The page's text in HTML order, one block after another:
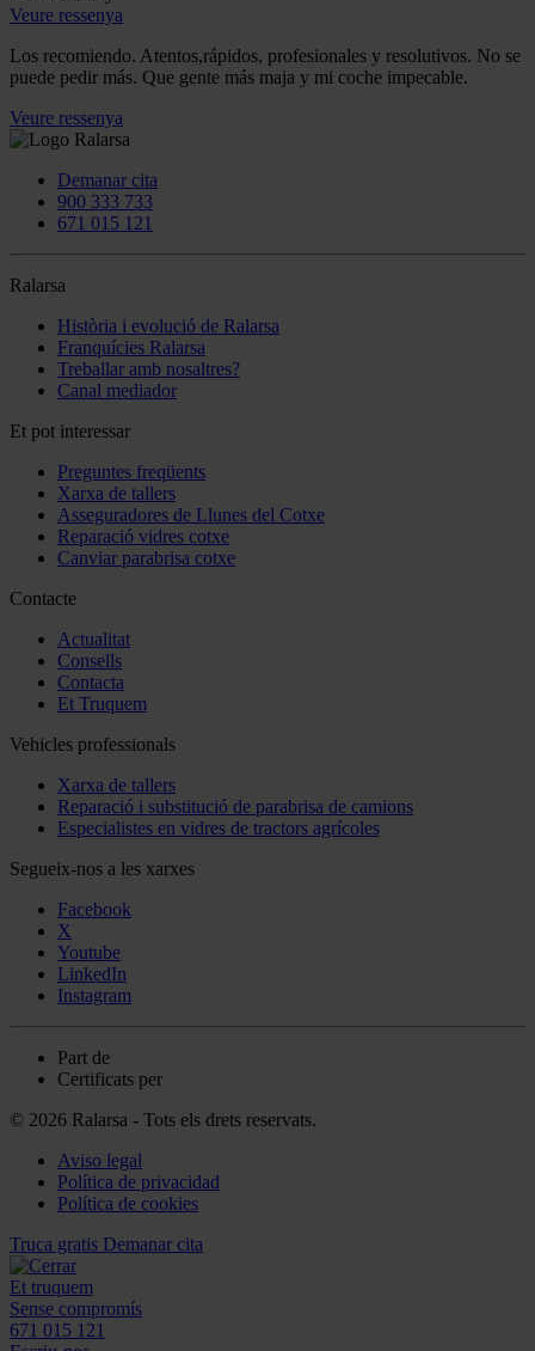
Veure ressenya
Los recomiendo. Atentos,rápidos, profesionales y resolutivos. No se
puede pedir más. Que gente más maja y mi coche impecable.
Veure ressenya
Demanar cita
900 333 733
671 015 121
Ralarsa
Història i evolució de Ralarsa
Franquícies Ralarsa
Treballar amb nosaltres?
Canal mediador
Et pot interessar
Preguntes freqüents
Xarxa de tallers
Asseguradores de Llunes del Cotxe
Reparació vidres cotxe
Canviar parabrisa cotxe
Contacte
Actualitat
Consells
Contacta
Et Truquem
Vehicles professionals
Xarxa de tallers
Reparació i substitució de parabrisa de camions
Especialistes en vidres de tractors agrícoles
Segueix-nos a les xarxes
Facebook
X
Youtube
LinkedIn
Instagram
Part de
Certificats per
© 2026 Ralarsa - Tots els drets reservats.
Aviso legal
Política de privacidad
Política de cookies
Truca gratis Demanar cita
Et truquem
Sense compromís
671 015 121